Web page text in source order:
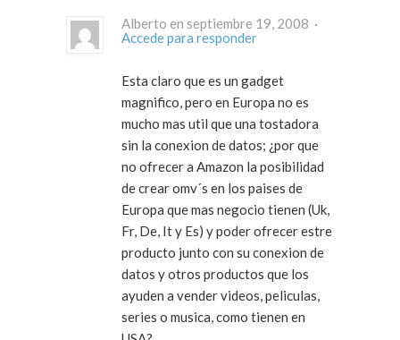
Alberto en septiembre 19, 2008 ·
Accede para responder
Esta claro que es un gadget
magnifico, pero en Europa no es
mucho mas util que una tostadora
sin la conexion de datos; ¿por que
no ofrecer a Amazon la posibilidad
de crear omv´s en los paises de
Europa que mas negocio tienen (Uk,
Fr, De, It y Es) y poder ofrecer estre
producto junto con su conexion de
datos y otros productos que los
ayuden a vender videos, peliculas,
series o musica, como tienen en